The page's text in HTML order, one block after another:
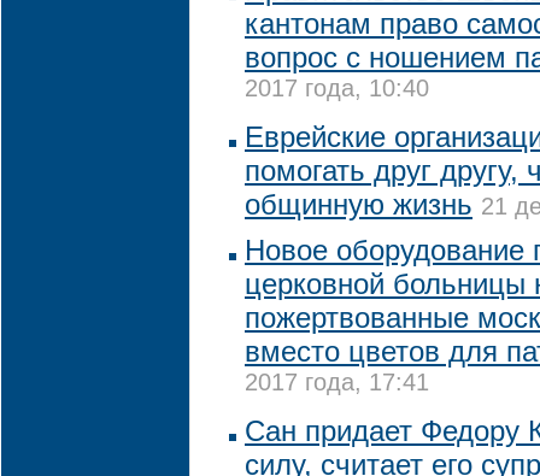
кантонам право
вопрос с ношением
2017 года, 10:40
Еврейские
помогать друг
общинную жизнь 21
Новое оборудование
церковной больницы
пожертвованные
вместо цветов для
2017 года, 17:41
Сан придает Федору
силу, считает его